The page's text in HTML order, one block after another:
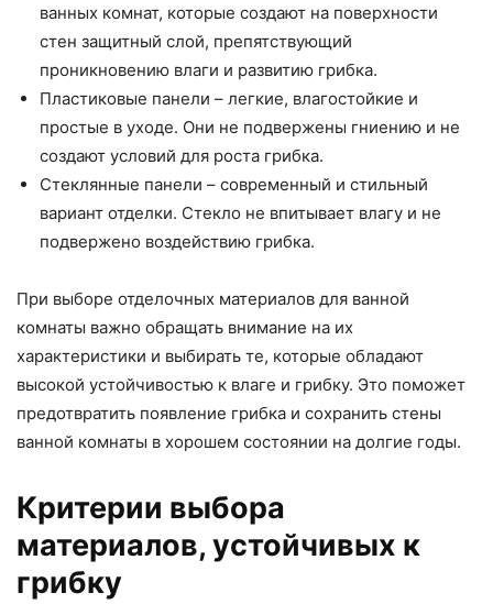
ванных комнат, которые создают на поверхности
стен защитный слой, препятствующий
проникновению влаги и развитию грибка.
Пластиковые панели – легкие, влагостойкие и
простые в уходе. Они не подвержены гниению и не
создают условий для роста грибка.
Стеклянные панели – современный и стильный
вариант отделки. Стекло не впитывает влагу и не
подвержено воздействию грибка.
При выборе отделочных материалов для ванной
комнаты важно обращать внимание на их
характеристики и выбирать те, которые обладают
высокой устойчивостью к влаге и грибку. Это поможет
предотвратить появление грибка и сохранить стены
ванной комнаты в хорошем состоянии на долгие годы.
Критерии выбора
материалов, устойчивых к
грибку